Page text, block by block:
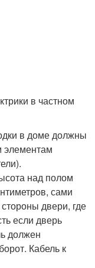
в частном
в доме должны
элементам
над полом
сами
двери, где
если дверь
должен
Кабель к